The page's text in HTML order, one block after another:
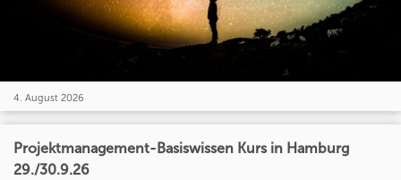
4. August 2026
Projektmanagement-Basiswissen Kurs in Hamburg
29./30.9.26